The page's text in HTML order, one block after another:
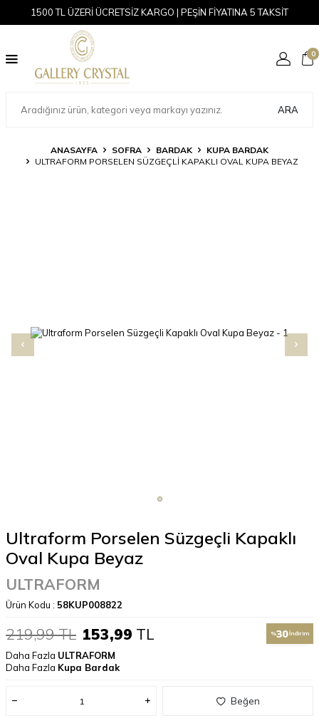
1500 TL ÜZERİ ÜCRETSİZ KARGO | PEŞİN FİYATINA 5 TAKSİT
ARA
0
ANASAYFA SOFRA BARDAK
KUPA BARDAK
ULTRAFORM PORSELEN SÜZGEÇLI KAPAKLI OVAL KUPA BEYAZ
Ultraform Porselen Süzgeçli Kapaklı
Oval Kupa Beyaz
ULTRAFORM
Ürün Kodu : 58KUP008822
219,99TL 153,99 TL %30İndirim
Daha Fazla ULTRAFORM
Daha Fazla Kupa Bardak
Beğen